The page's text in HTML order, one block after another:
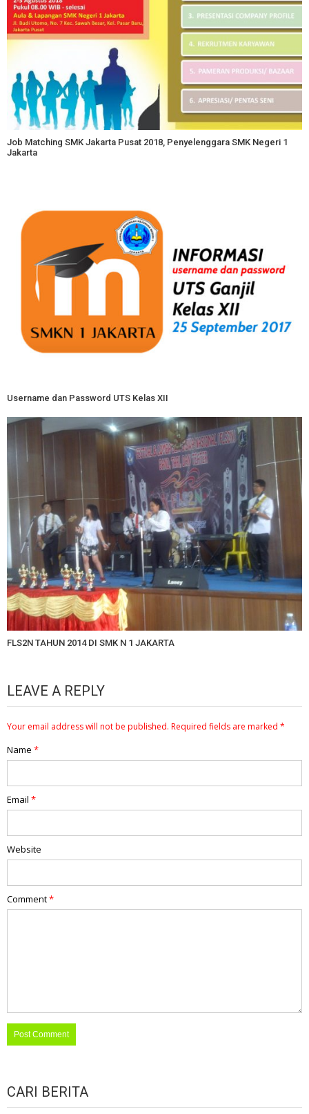
Job Matching SMK Jakarta Pusat 2018, Penyelenggara SMK Negeri 1
Jakarta
Username dan Password UTS Kelas XII
FLS2N TAHUN 2014 DI SMK N 1 JAKARTA
LEAVE A REPLY
Your email address will not be published. Required fields are marked *
Name *
Email *
Website
Comment*
CARI BERITA